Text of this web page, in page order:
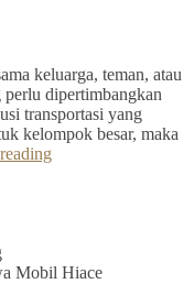
keluarga, teman, atau
perlu dipertimbangkan
transportasi yang
kelompok besar, maka
Mobil Hiace